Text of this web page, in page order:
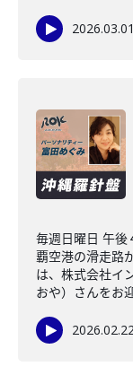
2026.03.01
毎週日曜日 午後
覇空港の滑走路
は、株式会社イ
おや）さんをお